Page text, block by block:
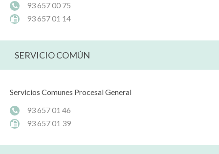
93 657 00 75
93 657 01 14
SERVICIO COMÚN
Servicios Comunes Procesal General
93 657 01 46
93 657 01 39